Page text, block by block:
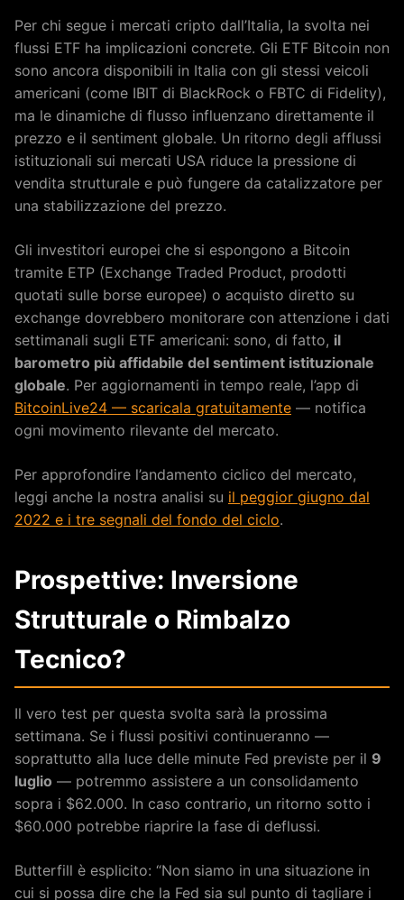
Per chi segue i mercati cripto dall’Italia, la svolta nei
flussi ETF ha implicazioni concrete. Gli ETF Bitcoin non
sono ancora disponibili in Italia con gli stessi veicoli
americani (come IBIT di BlackRock o FBTC di Fidelity),
ma le dinamiche di flusso influenzano direttamente il
prezzo e il sentiment globale. Un ritorno degli afflussi
istituzionali sui mercati USA riduce la pressione di
vendita strutturale e può fungere da catalizzatore per
una stabilizzazione del prezzo.
Gli investitori europei che si espongono a Bitcoin
tramite ETP (Exchange Traded Product, prodotti
quotati sulle borse europee) o acquisto diretto su
exchange dovrebbero monitorare con attenzione i dati
settimanali sugli ETF americani: sono, di fatto, il
barometro più affidabile del sentiment istituzionale
globale. Per aggiornamenti in tempo reale, l’app di
BitcoinLive24 — scaricala gratuitamente — notifica
ogni movimento rilevante del mercato.
Per approfondire l’andamento ciclico del mercato,
leggi anche la nostra analisi su il peggior giugno dal
2022 e i tre segnali del fondo del ciclo.
Prospettive: Inversione
Strutturale o Rimbalzo
Tecnico?
Il vero test per questa svolta sarà la prossima
settimana. Se i flussi positivi continueranno —
soprattutto alla luce delle minute Fed previste per il 9
luglio — potremmo assistere a un consolidamento
sopra i $62.000. In caso contrario, un ritorno sotto i
$60.000 potrebbe riaprire la fase di deflussi.
Butterfill è esplicito: “Non siamo in una situazione in
cui si possa dire che la Fed sia sul punto di tagliare i